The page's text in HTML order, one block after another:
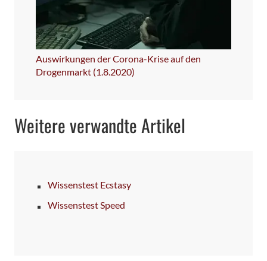
Auswirkungen der Corona-Krise auf den
Drogenmarkt (1.8.2020)
Weitere verwandte Artikel
Wissenstest Ecstasy
Wissenstest Speed